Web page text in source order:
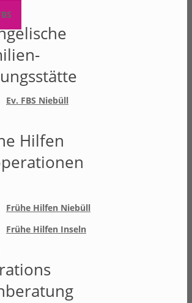
Ev. FBS Niebüll
Hilfen
Frühe Hilfen Niebüll
Frühe Hilfen Inseln